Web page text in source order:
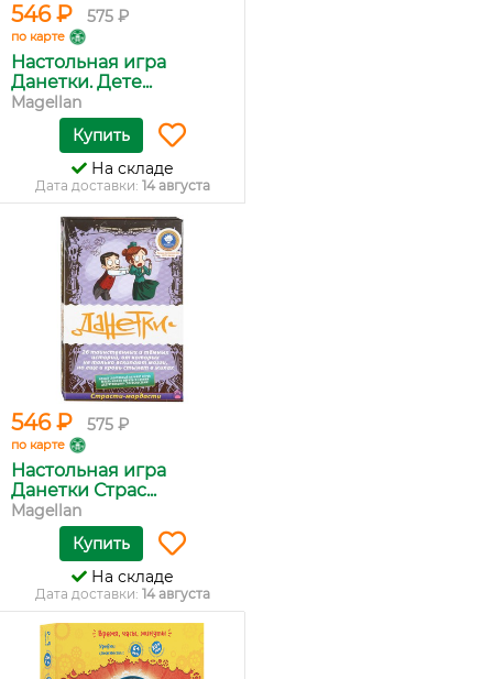
546 ₽ 575 ₽
по карте
Настольная игра
Данетки. Дете...
Magellan
Купить
На складе
Дата доставки: 14 августа
546 ₽ 575 ₽
по карте
Настольная игра
Данетки Страс...
Magellan
Купить
На складе
Дата доставки: 14 августа